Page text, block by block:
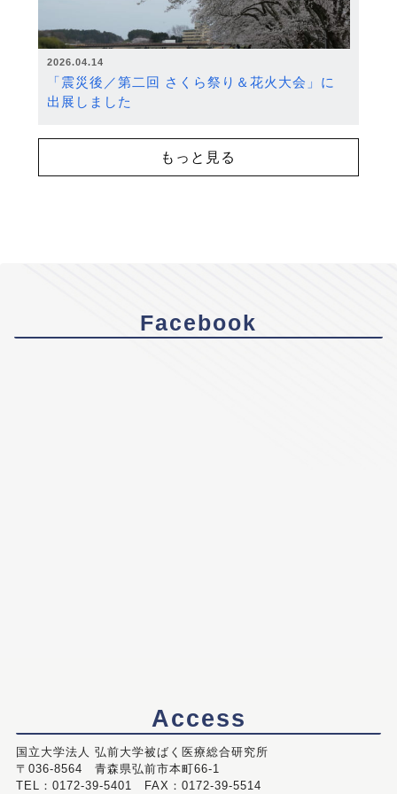
2026.04.14
「震災後／第二回 さくら祭り＆花火大会」に
出展しました
もっと見る
Facebook
Access
国立大学法人 弘前大学被ばく医療総合研究所
〒036-8564 青森県弘前市本町66-1
TEL：0172-39-5401 FAX：0172-39-5514